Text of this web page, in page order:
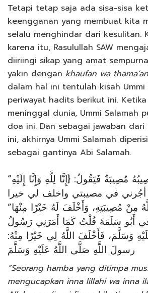
Tetapi tetap saja ada sisa-sisa
keengganan yang membuat kita
selalu menghindar dari kesulitan.
karena itu, Rasulullah SAW
diiriingi sikap yang amat
yakin dengan khaufan wa thama’an
dalam hal ini tentulah kisah Ummi
periwayat hadits berikut ini.
meninggal dunia, Ummi Salamah
doa ini. Dan sebagai jawaban
ini, akhirnya Ummi Salamah
sebagai gantinya Abi Salamah.
“مَا مِنْ عَبْدٍ تُصِيبُهُ مُصِيبَةٌ فَيَقُولُ: {إِنَّا لِلَّهِ وَإِنَّا إِلَيْهِ
أجُرني في مصيبتي واخلف لي خيرا
مِنْ مُصِيبَتِهِ، وَأَخْلَفَ لَهُ خَيْرًا مِنْهَا”
أَبُو سَلَمَةَ قُلْتُ كَمَا أَمَرَنِي رَسُولُ
وَسَلَّمَ، فَأَخْلَفَ اللَّهُ لِي خَيْرًا مِنْهُ:
رسولَ اللَّهِ صَلَّى اللَّهُ عَلَيْهِ وَسَلَّمَ
“Seorang hamba yang ditimpa
mengucapkan inna lillahi wa inna